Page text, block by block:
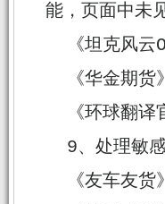
能，页面中未
《坦克风
《华金期
《环球翻
9、处理敏
《友车友